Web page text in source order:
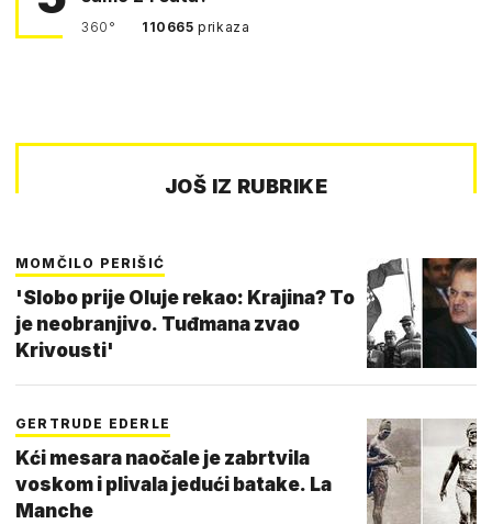
360° 110665prikaza
JOŠ IZ RUBRIKE
MOMČILO PERIŠIĆ
'Slobo prije Oluje rekao: Krajina? To
je neobranjivo. Tuđmana zvao
Krivousti'
GERTRUDE EDERLE
Kći mesara naočale je zabrtvila
voskom i plivala jedući batake. La
Manche